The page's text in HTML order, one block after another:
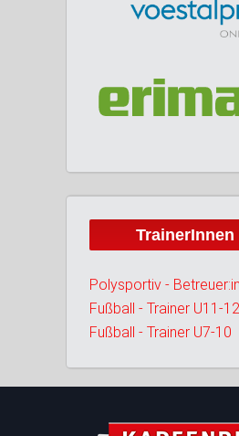
Polysportiv -
Fußball - Trainer U11-12
Fußball - Trainer U7-10